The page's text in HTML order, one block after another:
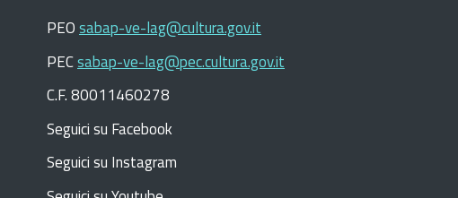
PEOsabap-ve-lag@cultura.gov.it
PECsabap-ve-lag@pec.cultura.gov.it
C.F. 80011460278
Seguici su Facebook
Seguici su Instagram